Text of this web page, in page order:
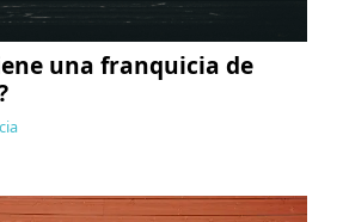
una franquicia de